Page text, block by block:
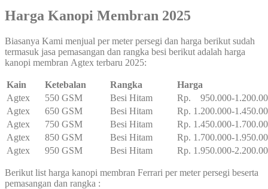
Harga Kanopi Membran 2025
Biasanya Kami menjual per meter persegi dan harga berikut sudah
termasuk jasa pemasangan dan rangka besi berikut adalah harga
kanopi membran Agtex terbaru 2025:
Kain Ketebalan Rangka
Harga
Agtex
550 GSM Besi Hitam
Rp. 950.000-
Agtex
650 GSM Besi Hitam
Rp. 1.200.000-
Agtex
750 GSM Besi Hitam
Rp. 1.450.000-
Agtex
850 GSM Besi Hitam
Rp. 1.700.000-
Agtex
950 GSM Besi Hitam Rp. 1.950.000-
Berikut list harga kanopi membran Ferrari per meter persegi beserta
pemasangan dan rangka :